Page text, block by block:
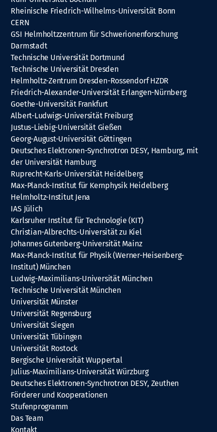
Rheinische Friedrich-Wilhelms-Universität Bonn
CERN
GSI Helmholtzzentrum für Schwerionenforschung
Darmstadt
Technische Universität Dortmund
Technische Universität Dresden
Helmholtz-Zentrum Dresden-Rossendorf HZDR
Friedrich-Alexander-Universität Erlangen-Nürnberg
Goethe-Universität Frankfurt
Albert-Ludwigs-Universität Freiburg
Justus-Liebig-Universität Gießen
Georg-August-Universität Göttingen
Deutsches Elektronen-Synchrotron DESY, Hamburg, mit
der Universität Hamburg
Ruprecht-Karls-Universität Heidelberg
Max-Planck-Institut für Kernphysik Heidelberg
Helmholtz-Institut Jena
IAS Jülich
Karlsruher Institut für Technologie (KIT)
Christian-Albrechts-Universität zu Kiel
Johannes Gutenberg-Universität Mainz
Max-Planck-Institut für Physik (Werner-Heisenberg-
Institut) München
Ludwig-Maximilians-Universität München
Technische Universität München
Universität Münster
Universität Regensburg
Universität Siegen
Universität Tübingen
Universität Rostock
Bergische Universität Wuppertal
Julius-Maximilians-Universität Würzburg
Deutsches Elektronen-Synchrotron DESY, Zeuthen
Förderer und Kooperationen
Stufenprogramm
Das Team
Kontakt